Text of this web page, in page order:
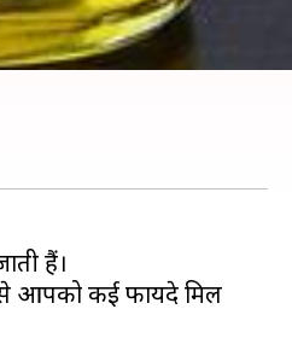
हैं।
आपको कई फायदे मिल